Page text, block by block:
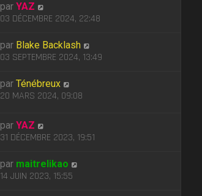
parYAZ
03 DÉCEMBRE 2024, 22:48
par Blake Backlash
03 SEPTEMBRE 2024, 13:49
parTénébreux
20 MARS 2024, 09:08
parYAZ
31 DÉCEMBRE 2023, 19:51
par maitrelikao
14 JUIN 2023, 15:55